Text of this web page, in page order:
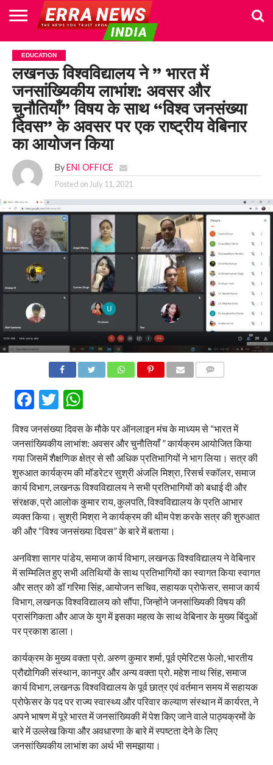
HOME
POLITICS
NEWS
BUSINESS
CULTURE
NATIONAL
SPORTS
LIFESTYLE
TRAVEL
OPINION
BREAKING
NEWS
ENTERTAINMENT
WORLD
CRIME
JOIN
US
EDUCATION
लखनऊ विश्वविद्यालय ने ” भारत में
जनसांख्यिकीय लाभांश: अवसर और
चुनौतियाँ” विषय के साथ “विश्व जनसंख्या
दिवस” के अवसर पर एक राष्ट्रीय वेबिनार
का आयोजन किया
By ENI OFFICE
Posted on July 11, 2021
Facebook
Twitter
WhatsApp
विश्व जनसंख्या दिवस के मौके पर ऑनलाइन मंच के माध्यम से “भारत में
जनसांख्यिकीय लाभांश: अवसर और चुनौतियाँ ” कार्यक्रम आयोजित किया
गया जिसमें शैक्षणिक क्षेत्र से सौ अधिक प्रतिभागियों ने भाग लिया। सत्र की
शुरुआत कार्यक्रम की मॉडरेटर सुश्री अंजलि मिश्रा, रिसर्च स्कॉलर, समाज
कार्य विभाग, लखनऊ विश्वविद्यालय ने सभी प्रतिभागियों को बधाई दी और
संरक्षक, प्रो आलोक कुमार राय, कुलपति, विश्वविद्यालय के प्रति आभार
व्यक्त किया। सुश्री मिश्रा ने कार्यक्रम की थीम पेश करके सत्र की शुरुआत
की और “विश्व जनसंख्या दिवस” के बारे में बताया।
अनविशा सागर पांडेय, समाज कार्य विभाग, लखनऊ विश्वविद्यालय ने वेबिनार
में सम्मिलित हुए सभी अतिथियों के साथ प्रतिभागियों का स्वागत किया स्वागत
और सत्र को डॉ गरिमा सिंह, आयोजन सचिव, सहायक प्रोफेसर, समाज कार्य
विभाग, लखनऊ विश्वविद्यालय को सौंपा, जिन्होंने जनसांख्यिकी विषय की
प्रासंगिकता और आज के युग में इसका महत्व के साथ वेबिनार के मुख्य बिंदुओं
पर प्रकाश डाला।
कार्यक्रम के मुख्य वक्ता प्रो. अरुण कुमार शर्मा, पूर्व एमेरिटस फेलो, भारतीय
प्रौद्योगिकी संस्थान, कानपुर और अन्य वक्ता प्रो. महेश नाथ सिंह, समाज
कार्य विभाग, लखनऊ विश्वविद्यालय के पूर्व छात्र एवं वर्तमान समय में सहायक
प्रोफेसर के पद पर राज्य स्वास्थ्य और परिवार कल्याण संस्थान में कार्यरत, ने
अपने भाषण में पूरे भारत में जनसांख्यिकी में पेश किए जाने वाले पाठ्यक्रमों के
बारे में उल्लेख किया और अवधारणा के बारे में स्पष्टता देने के लिए
जनसांख्यिकीय लाभांश का अर्थ भी समझाया।